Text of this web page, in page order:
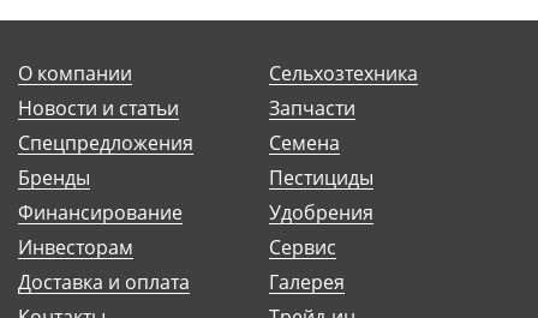
О компании
Новости и статьи
Спецпредложения
Бренды
Финансирование
Инвесторам
Доставка и оплата
Сельхозтехника
Запчасти
Семена
Пестициды
Удобрения
Сервис
Галерея